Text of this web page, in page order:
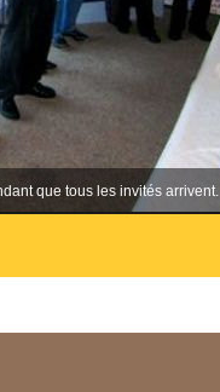
que tous les invités arrivent.